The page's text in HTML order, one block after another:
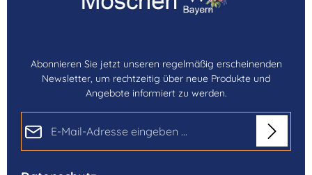
Abonnieren Sie jetzt unseren regelmäßig erscheinenden
Newsletter, um rechtzeitig über neue Produkte und
Angebote informiert zu werden.